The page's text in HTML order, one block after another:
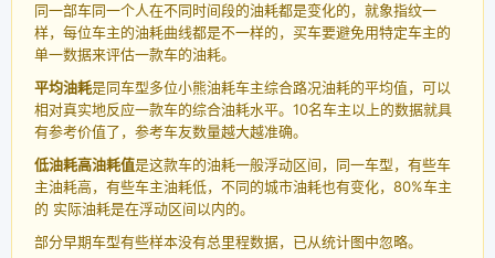
同一部车同一个人在不同时间段的油耗都是变化的，就象指纹一
样，每位车主的油耗曲线都是不一样的，买车要避免用特定车主的
单一数据来评估一款车的油耗。
平均油耗是同车型多位小熊油耗车主综合路况油耗的平均值，可以
相对真实地反应一款车的综合油耗水平。10名车主以上的数据就具
有参考价值了，参考车友数量越大越准确。
低油耗高油耗值是这款车的油耗一般浮动区间，同一车型，有些车
主油耗高，有些车主油耗低，不同的城市油耗也有变化，80%车主
的 实际油耗是在浮动区间以内的。
部分早期车型有些样本没有总里程数据，已从统计图中忽略。